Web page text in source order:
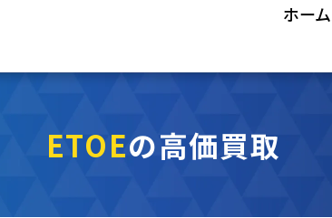
ホーム
ETOEの高価買取